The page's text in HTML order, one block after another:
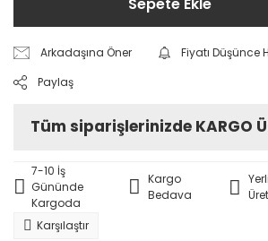
Arkadaşına Öner
Fiyatı Düşünce
Paylaş
Tüm siparişlerinizde KARGO
7-10 İş
Gününde
Kargoda
Kargo
Bedava
Yerli
Karşılaştır